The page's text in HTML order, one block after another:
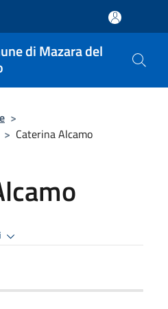
di Mazara del
>
> Caterina Alcamo